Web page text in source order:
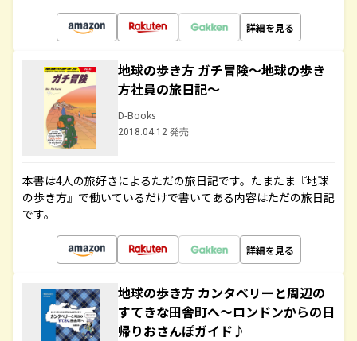
詳細を見る
地球の歩き方 ガチ冒険～地球の歩き
方社員の旅日記～
D-Books
2018.04.12 発売
本書は4人の旅好きによるただの旅日記です。たまたま『地球
の歩き方』で働いているだけで書いてある内容はただの旅日記
です。
詳細を見る
地球の歩き方 カンタベリーと周辺の
すてきな田舎町へ～ロンドンからの日
帰りおさんぽガイド♪